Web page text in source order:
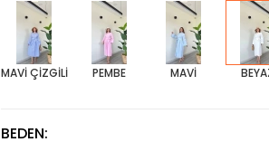
MAVİ ÇİZGİLİ PEMBE MAVİ
BEDEN: